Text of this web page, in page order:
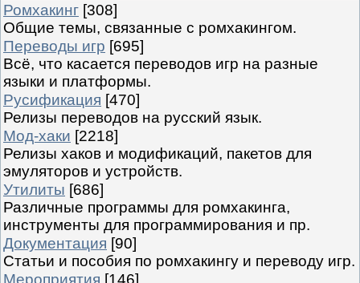
Ромхакинг [308]
Общие темы, связанные с ромхакингом.
Переводы игр [695]
Всё, что касается переводов игр на разные
языки и платформы.
Русификация [470]
Релизы переводов на русский язык.
Мод-хаки [2218]
Релизы хаков и модификаций, пакетов для
эмуляторов и устройств.
Утилиты [686]
Различные программы для ромхакинга,
инструменты для программирования и пр.
Документация [90]
Статьи и пособия по ромхакингу и переводу игр.
Мероприятия [146]